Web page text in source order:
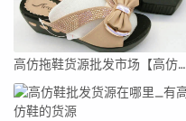
高仿拖鞋货源批发市场【高仿拖鞋货源批发市场在哪里】